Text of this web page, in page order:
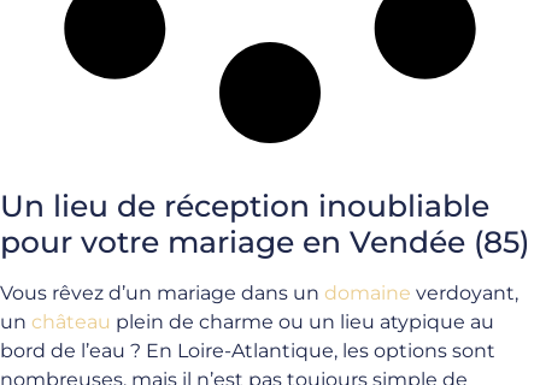
Un lieu de réception inoubliable
pour votre mariage en Vendée (85)
Vous rêvez d’un mariage dans un domaine verdoyant,
un château plein de charme ou un lieu atypique au
bord de l’eau ? En Loire-Atlantique, les options sont
nombreuses, mais il n’est pas toujours simple de